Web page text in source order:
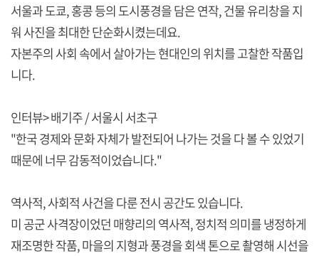
서울과 도쿄, 홍콩 등의 도시풍경을 담은 연작, 건물 유리창을 지
워 사진을 최대한 단순화시켰는데요.
자본주의 사회 속에서 살아가는 현대인의 위치를 고찰한 작품입
니다.
인터뷰> 배기주 / 서울시 서초구
"한국 경제와 문화 자체가 발전되어 나가는 것을 다 볼 수 있었기
때문에 너무 감동적이었습니다."
역사적, 사회적 사건을 다룬 전시 공간도 있습니다.
미 공군 사격장이었던 매향리의 역사적, 정치적 의미를 냉정하게
재조명한 작품, 마을의 지형과 풍경을 회색 톤으로 촬영해 시선을